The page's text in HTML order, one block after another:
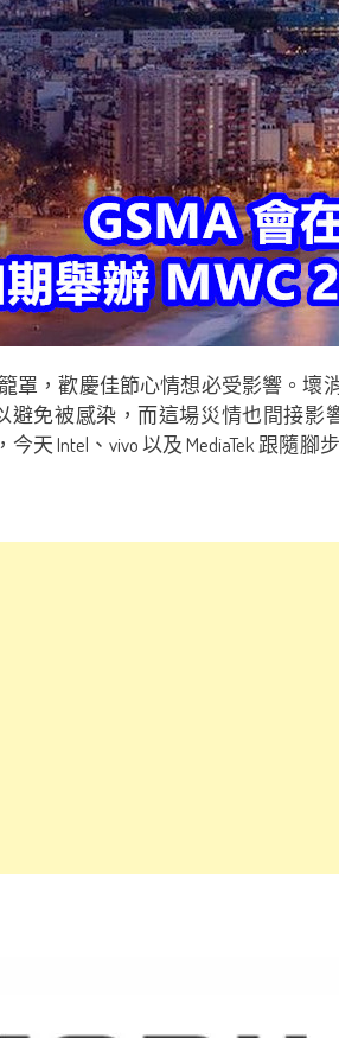
罩，歡慶佳節心情想必受影響。壞
被感染，而這場災情也間接影響
天 Intel、vivo 以及 MediaTek 跟隨